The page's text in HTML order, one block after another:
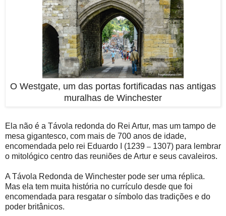
O Westgate, um das portas fortificadas nas antigas
muralhas de Winchester
Ela não é a Távola redonda do Rei Artur, mas um tampo de
mesa gigantesco, com mais de 700 anos de idade,
encomendada pelo rei Eduardo I (1239 – 1307) para lembrar
o mitológico centro das reuniões de Artur e seus cavaleiros.
A Távola Redonda de Winchester pode ser uma réplica.
Mas ela tem muita história no currículo desde que foi
encomendada para resgatar o símbolo das tradições e do
poder britânicos.